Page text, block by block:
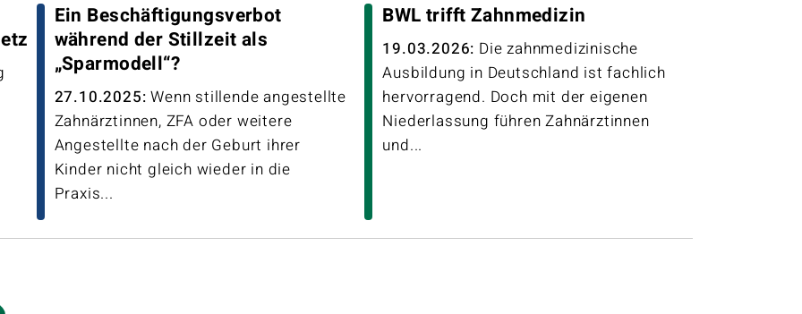
Ein Beschäftigungsverbot
während der Stillzeit als
„Sparmodell“?
27.10.2025: Wenn stillende angestellte
Zahnärztinnen, ZFA oder weitere
Angestellte nach der Geburt ihrer
Kinder nicht gleich wieder in die
Praxis...
BWL trifft Zahnmedizin
19.03.2026: Die zahnmedizinische
Ausbildung in Deutschland ist fachlich
hervorragend. Doch mit der eigenen
Niederlassung führen Zahnärztinnen
und...